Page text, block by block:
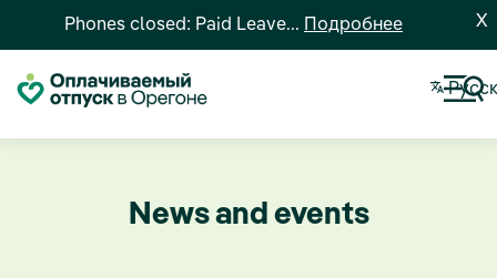
Phones closed: Paid Leave... Подробнее X
News and events